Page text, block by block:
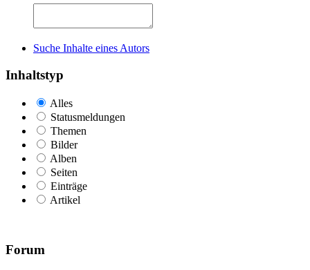
Suche Inhalte eines Autors
Inhaltstyp
Alles
Statusmeldungen
Themen
Bilder
Alben
Seiten
Einträge
Artikel
Forum